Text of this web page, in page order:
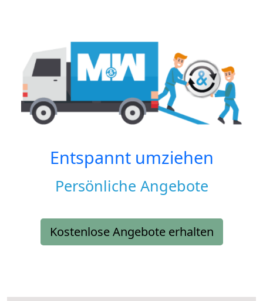
Entspannt umziehen
Persönliche Angebote
Kostenlose Angebote erhalten